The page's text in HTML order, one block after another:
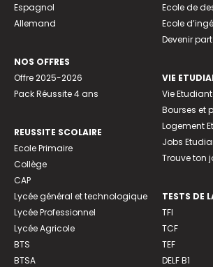
Espagnol
Allemand
NOS OFFRES
Offre 2025-2026
Pack Réussite 4 ans
REUSSITE SCOLAIRE
Ecole Primaire
Collège
CAP
Lycée général et technologique
Lycée Professionnel
Lycée Agricole
BTS
BTSA
Ecole de
Ecole
Devenir
VIE
Vie
Bourses et
Logement
Jobs
Trouve ton
TESTS DE
TFI
TCF
TEF
DELF B1